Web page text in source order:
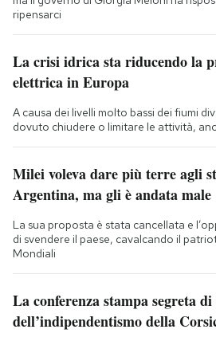
ripensarci
La crisi idrica sta riducendo la
elettrica in Europa
A causa dei livelli molto bassi dei fiumi
dovuto chiudere o limitare le attività,
Milei voleva dare più terre agli
Argentina, ma gli è andata male
La sua proposta è stata cancellata e
di svendere il paese, cavalcando il
Mondiali
La conferenza stampa segreta
dell’indipendentismo della